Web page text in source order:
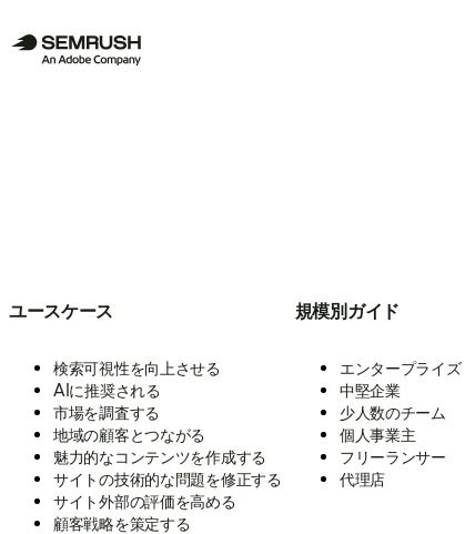
ユースケース
検索可視性を向上させる
AIに推奨される
市場を調査する
地域の顧客とつながる
魅力的なコンテンツを作成する
サイトの技術的な問題を修正する
サイト外部の評価を高める
顧客戦略を策定する
規模別ガイド
エンタープライズ
中堅企業
少人数のチーム
個人事業主
フリーランサー
代理店